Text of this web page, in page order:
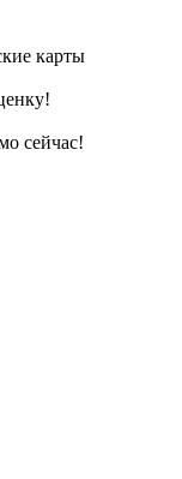
карты
сейчас!